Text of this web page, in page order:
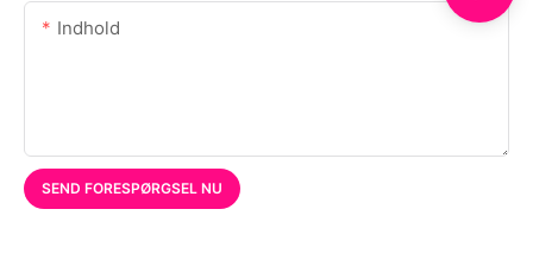
Indhold
SEND FORESPØRGSEL NU